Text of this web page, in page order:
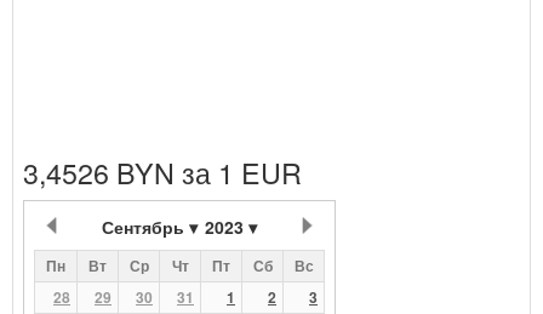
3,4526 BYN за 1 EUR
Сентябрь 2023
Пн Вт Ср Чт Пт Сб
Вс
28
29 30 31 1 2
3